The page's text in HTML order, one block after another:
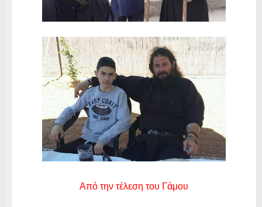
Από την τέλεση του Γάμου